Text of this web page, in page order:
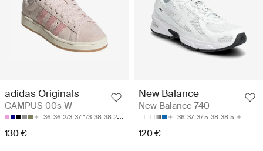
adidas Originals
CAMPUS 00s W
36 36 2/3 37 1/3 38 38 2/3
130 €
New Balance
New Balance 740
36 37 37.5 38 38.5
120 €